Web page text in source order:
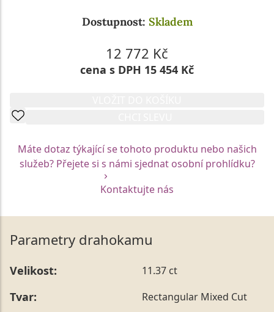
Dostupnost: Skladem
12 772 Kč
cena s DPH 15 454 Kč
Máte dotaz týkající se tohoto produktu nebo našich
služeb? Přejete si s námi sjednat osobní prohlídku?
Kontaktujte nás
Parametry drahokamu
Velikost: 11.37 ct
Tvar: Rectangular Mixed Cut